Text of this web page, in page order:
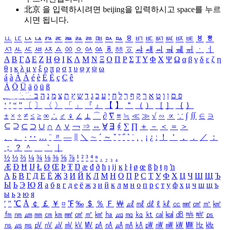
北京 을 입력하시려면 beijing을 입력하시고 space를 누르
시면 됩니다.
ㅥ ㅦ ㅧ ㅨ ㅩ ㅪ ㅫ ㅬ ㅭ ㅮ ㅯ ㅰ ㅱ ㅲ ㅳ ㅴ ㅵ ㅶ ㅷ ㅸ
ㅹ
ㅺ ㅻ ㅼ ㅽ ㅾ ㅿ ㆀ ㆁ ㆂ ㆃ ㆄ ㆅ ㆆ ㆇ ㆈ ㆉ ㆊ ㆋ ㆌ ㆍ
ㆎ
Α Β ΓΔ Ε Ζ Η Θ Ι ΚΛ Μ Ν Ξ Ο Π Ρ Σ ΤΥ Φ Χ Ψ Ω α β γ δ ε ζ η
θ ι κ λ μ ν ξ ο π ρ σ τ υ φ χ ψ ω
á à Á À é è É È ç Ç ê
Ä Ö Ü ä ö ü ß
ִֶֹ ֻּ ׁׂ פ ם ן ו ט א ר ק ף ך ל ח י ע כ ג ד ש ץ ת צ מ נ ה ב
‘ ’ “ ” 〔 〕 〈 〉 「 」 『 』 【 】 ＂ （ ） ［ ］ ｛ ｝
± × ÷ ≠ ≤ ≥ ∞ ∴ ♂ ♀ ∠ ⊥ ⌒ ∂ ∇ ≡ ≒ ≪ ≫ √ ∽ ∝ ∵ ∫ ∬ ∈ ∋
⊆ ⊇ ⊂ ⊃ ∪ ∩ ∧ ∨ ￢ ⇒ ⇔ ∀ ∃ ∮ ∑ ∏ ＋ － ＜ ＝
＞
、
。 · ‥ … ¨ 〃 ― ＼ ∼ ´ ～ ˇ ˘ ˝ ˚ ˙ ¸ ¡ ¿ ː ！ ＇ ， ． ／
：
；
？ ＾ ｀
½ ⅓ ⅔ ¼ ¾ ⅛ ⅜ ⅝ ⅞ ¹ ² ³ ⁴ ⁿ ₁ ₂ ₃ ₄
Æ Ð Ħ Ĳ Ł Ø Œ Þ Ŧ Ŋ æ đ ð ħ ı ĳ ĸ ŀ ł ø œ ß þ ŧ ŋ ŉ
А Б В Г Д Е Ё Ж З И Й К Л М Н О П Р С Т У Ф Х Ц Ч Ш Щ Ъ
Ы Ь Э Ю Я а б в г д е ё ж з и й к л м н о п р с т у ф х ц ч ш щ ъ
ы ь э ю я
′ ″ ℃ Å ￠ ￡ ￥ ¤ ℉ ‰ ＄ ％ Ｆ ￦ ㎕ ㎖ ㎗ ℓ ㎘ ㏄ ㎣ ㎤ ㎥ ㎦
㎙ ㎚ ㎛ ㎜ ㎝ ㎞ ㎟ ㎠ ㎡ ㎢ ㏊ ㎍ ㎎ ㎏ ㏏ ㎈ ㎉ ㏈ ㎧ ㎨ ㎰
㎱ ㎲ ㎳ ㎴ ㎵ ㎶ ㎷ ㎸ ㎹ ㎀ ㎁ ㎂ ㎃ ㎄ ㎺ ㎻ ㎽ ㎾ ㎿ ㎐ ㎑